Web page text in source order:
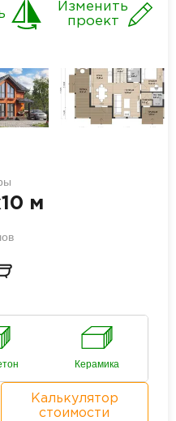
Изменить
проект
м
Керамика
Калькулятор
стоимости